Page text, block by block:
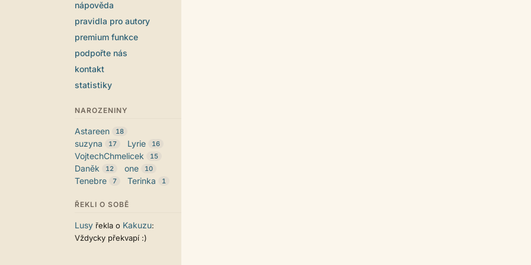
nápověda
pravidla pro autory
premium funkce
podpořte nás
kontakt
statistiky
NAROZENINY
Astareen 18
suzyna 17 Lyrie 16
VojtechChmelicek 15
Daněk 12 one 10
Tenebre 7 Terinka 1
ŘEKLI O SOBĚ
Lusy řekla o Kakuzu:
Vždycky překvapí :)